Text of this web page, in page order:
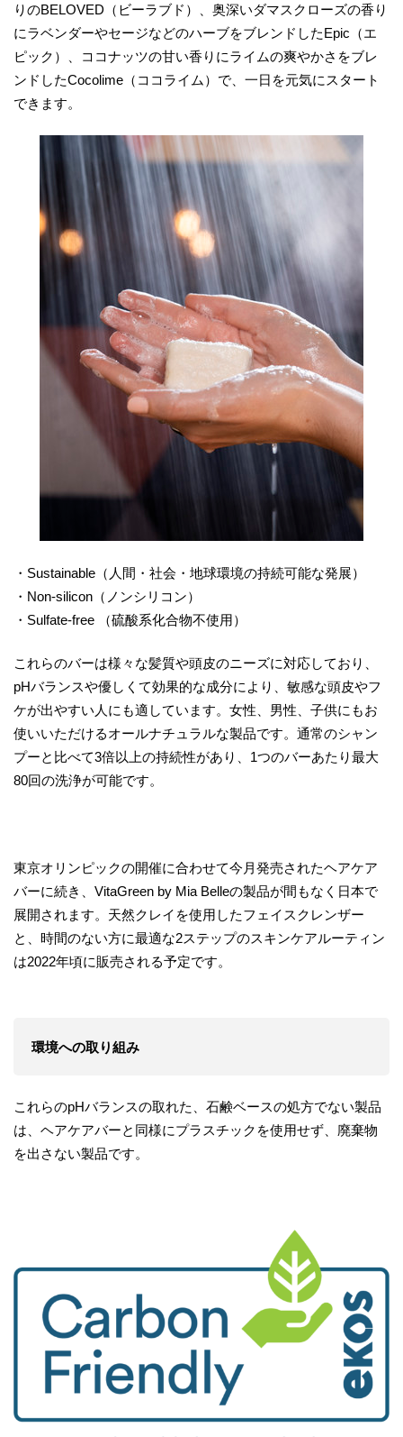
りのBELOVED（ビーラブド）、奥深いダマスクローズの香り
にラベンダーやセージなどのハーブをブレンドしたEpic（エ
ピック）、ココナッツの甘い香りにライムの爽やかさをブレ
ンドしたCocolime（ココライム）で、一日を元気にスタート
できます。
・Sustainable（人間・社会・地球環境の持続可能な発展）
・Non-silicon（ノンシリコン）
・Sulfate-free （硫酸系化合物不使用）
これらのバーは様々な髪質や頭皮のニーズに対応しており、
pHバランスや優しくて効果的な成分により、敏感な頭皮やフ
ケが出やすい人にも適しています。女性、男性、子供にもお
使いいただけるオールナチュラルな製品です。通常のシャン
プーと比べて3倍以上の持続性があり、1つのバーあたり最大
80回の洗浄が可能です。
東京オリンピックの開催に合わせて今月発売されたヘアケア
バーに続き、VitaGreen by Mia Belleの製品が間もなく日本で
展開されます。天然クレイを使用したフェイスクレンザー
と、時間のない方に最適な2ステップのスキンケアルーティン
は2022年頃に販売される予定です。
環境への取り組み
これらのpHバランスの取れた、石鹸ベースの処方でない製品
は、ヘアケアバーと同様にプラスチックを使用せず、廃棄物
を出さない製品です。